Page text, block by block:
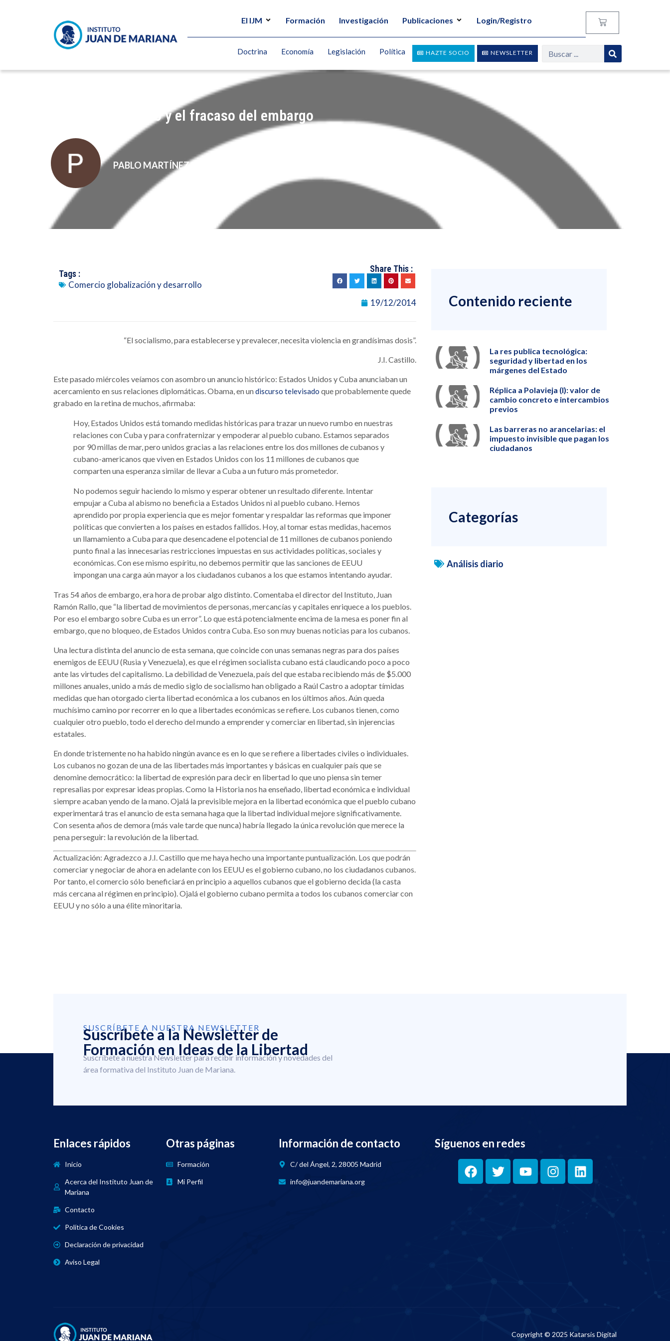
El IJM Formación Investigación Publicaciones Login/Registro
NEWSLETTER
HAZTE SOCIO
Doctrina Economía Legislación Política
Obama, los Castro y el fracaso del embargo
PABLO MARTÍNEZ BERNAL
Tags :
Comercio globalización y desarrollo
Share This :
19/12/2014
“El socialismo, para establecerse y prevalecer, necesita violencia en grandísimas dosis”.
J.I. Castillo.
Este pasado miércoles veíamos con asombro un anuncio histórico: Estados Unidos y Cuba anunciaban un
acercamiento en sus relaciones diplomáticas. Obama, en undiscurso televisado que probablemente quede
grabado en la retina de muchos, afirmaba:
Hoy, Estados Unidos está tomando medidas históricas para trazar un nuevo rumbo en nuestras
relaciones con Cuba y para confraternizar y empoderar al pueblo cubano. Estamos separados
por 90 millas de mar, pero unidos gracias a las relaciones entre los dos millones de cubanos y
cubano-americanos que viven en Estados Unidos con los 11 millones de cubanos que
comparten una esperanza similar de llevar a Cuba a un futuro más prometedor.
No podemos seguir haciendo lo mismo y esperar obtener un resultado diferente. Intentar
empujar a Cuba al abismo no beneficia a Estados Unidos ni al pueblo cubano. Hemos
aprendido por propia experiencia que es mejor fomentar y respaldar las reformas que imponer
políticas que convierten a los países en estados fallidos. Hoy, al tomar estas medidas, hacemos
un llamamiento a Cuba para que desencadene el potencial de 11 millones de cubanos poniendo
punto final a las innecesarias restricciones impuestas en sus actividades políticas, sociales y
económicas. Con ese mismo espíritu, no debemos permitir que las sanciones de EEUU
impongan una carga aún mayor a los ciudadanos cubanos a los que estamos intentando ayudar.
Tras 54 años de embargo, era hora de probar algo distinto. Comentaba el director del Instituto, Juan
Ramón Rallo, que “la libertad de movimientos de personas, mercancías y capitales enriquece a los pueblos.
Por eso el embargo sobre Cuba es un error”. Lo que está potencialmente encima de la mesa es poner fin al
embargo, que no bloqueo, de Estados Unidos contra Cuba. Eso son muy buenas noticias para los cubanos.
Una lectura distinta del anuncio de esta semana, que coincide con unas semanas negras para dos países
enemigos de EEUU (Rusia y Venezuela), es que el régimen socialista cubano está claudicando poco a poco
ante las virtudes del capitalismo. La debilidad de Venezuela, país del que estaba recibiendo más de $5.000
millones anuales, unido a más de medio siglo de socialismo han obligado a Raúl Castro a adoptar tímidas
medidas que han otorgado cierta libertad económica a los cubanos en los últimos años. Aún queda
muchísimo camino por recorrer en lo que a libertades económicas se refiere. Los cubanos tienen, como
cualquier otro pueblo, todo el derecho del mundo a emprender y comerciar en libertad, sin injerencias
estatales.
En donde tristemente no ha habido ningún avance es en lo que se refiere a libertades civiles o individuales.
Los cubanos no gozan de una de las libertades más importantes y básicas en cualquier país que se
denomine democrático: la libertad de expresión para decir en libertad lo que uno piensa sin temer
represalias por expresar ideas propias. Como la Historia nos ha enseñado, libertad económica e individual
siempre acaban yendo de la mano. Ojalá la previsible mejora en la libertad económica que el pueblo cubano
experimentará tras el anuncio de esta semana haga que la libertad individual mejore significativamente.
Con sesenta años de demora (más vale tarde que nunca) habría llegado la única revolución que merece la
pena perseguir: la revolución de la libertad.
Actualización: Agradezco a J.I. Castillo que me haya hecho una importante puntualización. Los que podrán
comerciar y negociar de ahora en adelante con los EEUU es el gobierno cubano, no los ciudadanos cubanos.
Por tanto, el comercio sólo beneficiará en principio a aquellos cubanos que el gobierno decida (la casta
más cercana al régimen en principio). Ojalá el gobierno cubano permita a todos los cubanos comerciar con
EEUU y no sólo a una élite minoritaria.
Contenido reciente
La res publica tecnológica:
seguridad y libertad en los
márgenes del Estado
Réplica a Polavieja (I): valor de
cambio concreto e intercambios
previos
Las barreras no arancelarias: el
impuesto invisible que pagan los
ciudadanos
Categorías
Análisis diario
SUSCRÍBETE A NUESTRA NEWSLETTER
Suscríbete a la Newsletter de
Formación en Ideas de la Libertad
Suscríbete a nuestra Newsletter para recibir información y novedades del
área formativa del Instituto Juan de Mariana.
Enlaces rápidos
Inicio
Acerca del Instituto Juan de
Mariana
Contacto
Política de Cookies
Declaración de privacidad
Aviso Legal
Otras páginas
Formación
Mi Perfil
Información de contacto
C/ del Ángel, 2, 28005 Madrid
info@juandemariana.org
Síguenos en redes
Copyright © 2025 Katarsis Digital